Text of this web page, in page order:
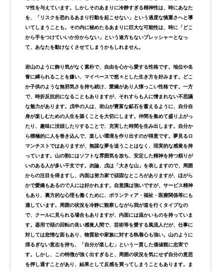
マ性を与えています。
しかしそのあまりに冷静すぎる精神性は、時にあなた
を、
「リスクを恐れるあまり行動を起こせない」という過度な慎重さへと導
いてしまうことも。 その内に秘めたるあまりに巨大な可能性は、時に「どこ
から手をつけていいか分からない」という途方もないプレッシャーとなっ
て、あなたを動けなくさせてしまうかもしれません。
岩山のように飾り気がなく素朴で、自由を心から愛する性格です。地位や名
誉に縛られることを嫌い、マイペースで悠々とした生き方を好みます。どこ
か子供のような無邪気さを持ち続け、愛嬌があり人懐っこい性格です。一方
で、時折反抗的になることもありますが、それすらも人に憎まれない不思議
な魅力があります。 戊申の人は、岩山が豊富な鉱石を蓄えるように、自分自
身が楽しむための人生を築くことを大切にします。仲間を集めて盛り上がっ
たり、趣味に没頭したりすることで、充実した時間を生み出します。自分か
ら積極的に人を巻き込んで、楽しい環境を作り出すのが得意です。夢見るロ
マンチストではありますが、無謀な夢を追うことはなく、現実的な感覚を持
っています。 山の割にはソフトな雰囲気を放ち、安定した精神を持つ頼りが
いのある人が多い干支です。勿論、戊は「大きな山」を表しますので、周囲
からの注目を得ますし、内面は努力家で頑固なところがありますが、ほがら
かで愛嬌もあるので人には好かれます。自意識は強いですが、サービス精神
もあり、裏方的な心理も働くために、ボランティア・福祉・医療関係等にも
適しています。周囲の状況を冷静に観察しながら我が道を行くタイプなの
で、クールに見られる場合もありますが、内面には温かいものを持っていま
す。器用で頭の回転の良い感覚人間で、芸術等を愛する風流人だが、仕事に
対しては怠惰な面もあり、物質欲や家族に対する執着心も強い。 山のように
揺るぎない意志を持ち、「自分が楽しむ」という一貫した価値観に忠実で
す。しかし、この特徴が強く出すぎると、周囲の状況を気にせず自分の意思
を押し通すことがあり、結果として反感を買ってしまうこともあります。ま